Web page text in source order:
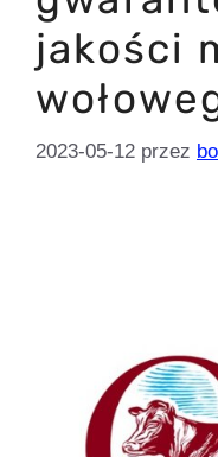
jakości
2023-05-12 przez